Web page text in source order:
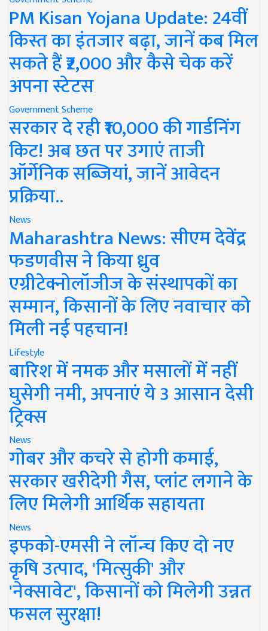
PM Kisan Yojana Update: 24वीं
किस्त का इंतजार बढ़ा, जानें कब मिल
सकते हैं ₹2,000 और कैसे चेक करें
अपना स्टेटस
Government Scheme
सरकार दे रही ₹10,000 की गार्डनिंग
किट! अब छत पर उगाएं ताजी
ऑर्गेनिक सब्जियां, जानें आवेदन
प्रक्रिया..
News
Maharashtra News: सीएम देवेंद्र
फडणवीस ने किया ध्रुव
एग्रीटेक्नोलॉजीज के संस्थापकों का
सम्मान, किसानों के लिए नवाचार को
मिली नई पहचान!
Lifestyle
बारिश में नमक और मसालों में नहीं
घुसेगी नमी, अपनाएं ये 3 आसान देसी
ट्रिक्स
News
गोबर और कचरे से होगी कमाई,
सरकार खरीदेगी गैस, प्लांट लगाने के
लिए मिलेगी आर्थिक सहायता
News
इफको-एमसी ने लॉन्च किए दो नए
कृषि उत्पाद, 'मित्सुकी' और
'नेक्सावेट', किसानों को मिलेगी उन्नत
फसल सुरक्षा!